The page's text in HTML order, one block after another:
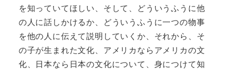
を知っていてほしい、そして、どういうふうに他
の人に話しかけるか、どういうふうに一つの物事
を他の人に伝えて説明していくか、それから、そ
の子が生まれた文化、アメリカならアメリカの文
化、日本なら日本の文化について、身につけて知